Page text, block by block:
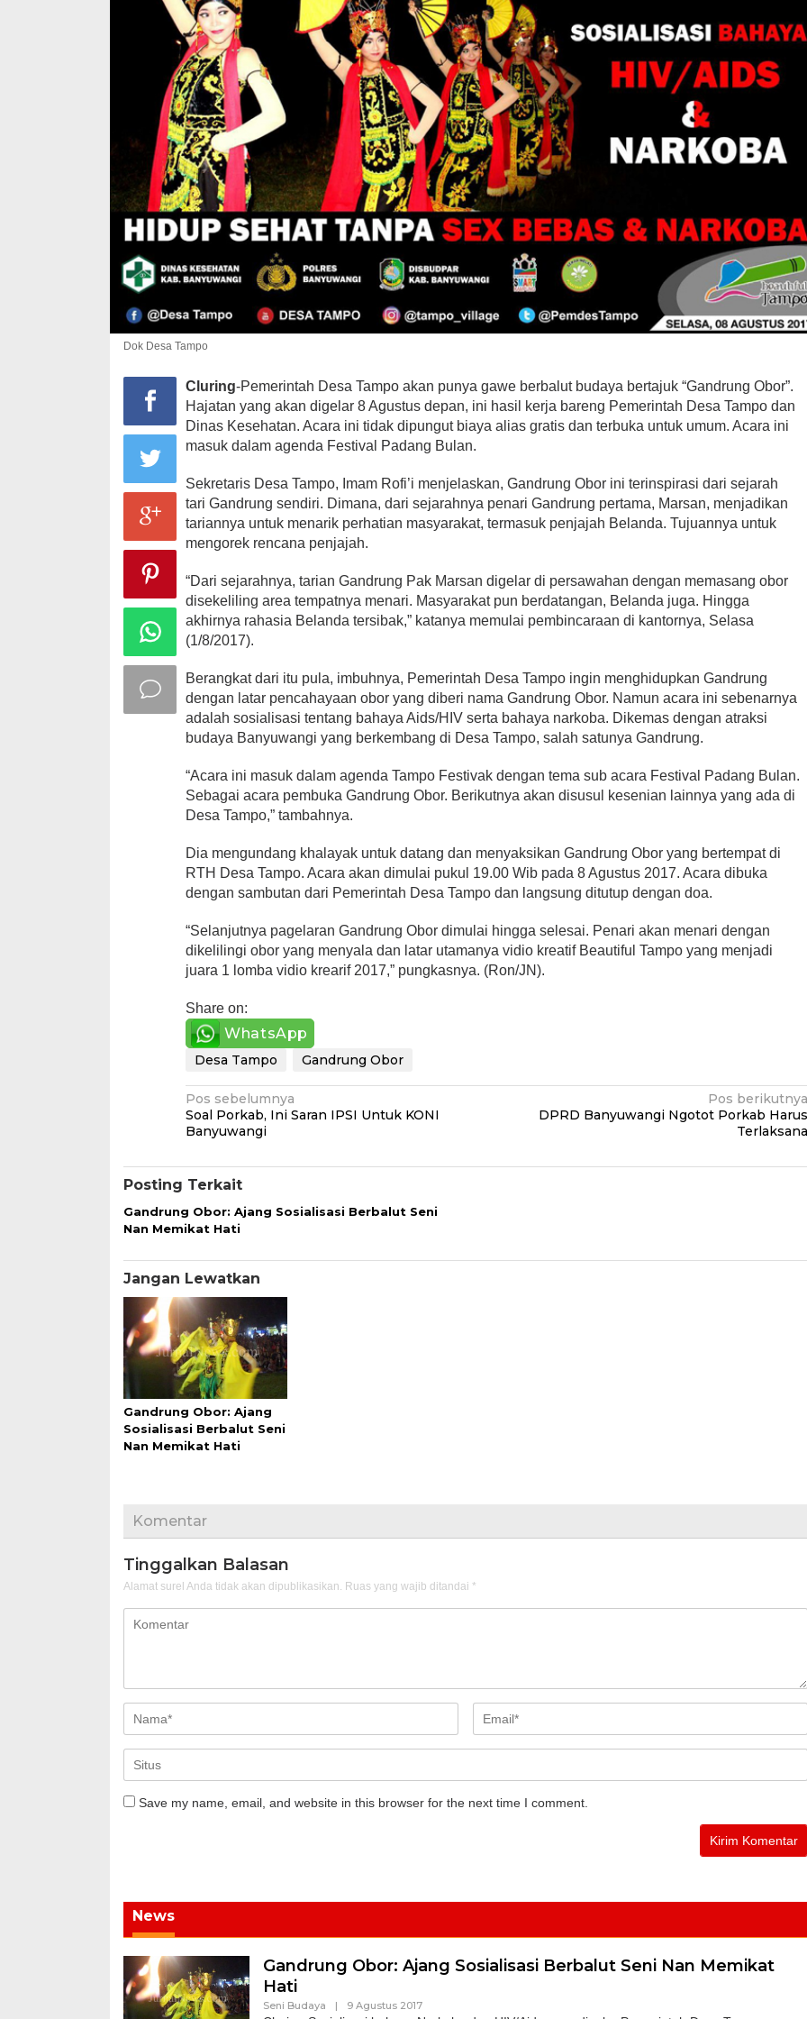
Dok Desa Tampo
Cluring-Pemerintah Desa Tampo akan punya gawe berbalut budaya bertajuk “Gandrung Obor”.
Hajatan yang akan digelar 8 Agustus depan, ini hasil kerja bareng Pemerintah Desa Tampo dan
Dinas Kesehatan. Acara ini tidak dipungut biaya alias gratis dan terbuka untuk umum. Acara ini
masuk dalam agenda Festival Padang Bulan.
Sekretaris Desa Tampo, Imam Rofi’i menjelaskan, Gandrung Obor ini terinspirasi dari sejarah
tari Gandrung sendiri. Dimana, dari sejarahnya penari Gandrung pertama, Marsan, menjadikan
tariannya untuk menarik perhatian masyarakat, termasuk penjajah Belanda. Tujuannya untuk
mengorek rencana penjajah.
“Dari sejarahnya, tarian Gandrung Pak Marsan digelar di persawahan dengan memasang obor
disekeliling area tempatnya menari. Masyarakat pun berdatangan, Belanda juga. Hingga
akhirnya rahasia Belanda tersibak,” katanya memulai pembincaraan di kantornya, Selasa
(1/8/2017).
Berangkat dari itu pula, imbuhnya, Pemerintah Desa Tampo ingin menghidupkan Gandrung
dengan latar pencahayaan obor yang diberi nama Gandrung Obor. Namun acara ini sebenarnya
adalah sosialisasi tentang bahaya Aids/HIV serta bahaya narkoba. Dikemas dengan atraksi
budaya Banyuwangi yang berkembang di Desa Tampo, salah satunya Gandrung.
“Acara ini masuk dalam agenda Tampo Festivak dengan tema sub acara Festival Padang Bulan.
Sebagai acara pembuka Gandrung Obor. Berikutnya akan disusul kesenian lainnya yang ada di
Desa Tampo,” tambahnya.
Dia mengundang khalayak untuk datang dan menyaksikan Gandrung Obor yang bertempat di
RTH Desa Tampo. Acara akan dimulai pukul 19.00 Wib pada 8 Agustus 2017. Acara dibuka
dengan sambutan dari Pemerintah Desa Tampo dan langsung ditutup dengan doa.
“Selanjutnya pagelaran Gandrung Obor dimulai hingga selesai. Penari akan menari dengan
dikelilingi obor yang menyala dan latar utamanya vidio kreatif Beautiful Tampo yang menjadi
juara 1 lomba vidio krearif 2017,” pungkasnya. (Ron/JN).
Share on:
WhatsApp
Desa Tampo Gandrung Obor
Navigasi
pos
Pos sebelumnya
Soal Porkab, Ini Saran IPSI Untuk KONI
Banyuwangi
Pos berikutnya
DPRD Banyuwangi Ngotot Porkab Harus
Terlaksana
Posting Terkait
Gandrung Obor: Ajang Sosialisasi Berbalut Seni
Nan Memikat Hati
Jangan Lewatkan
Gandrung Obor: Ajang
Sosialisasi Berbalut Seni
Nan Memikat Hati
Komentar
Tinggalkan Balasan
Alamat surel Anda tidak akan dipublikasikan. Ruas yang wajib ditandai *
Save my name, email, and website in this browser for the next time I comment.
News
Gandrung Obor: Ajang Sosialisasi Berbalut Seni Nan Memikat
Hati
Seni Budaya | 9 Agustus 2017